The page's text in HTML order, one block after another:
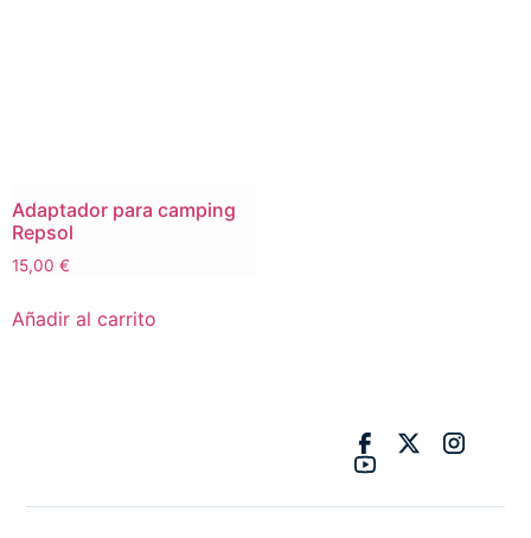
Adaptador para camping
Repsol
15,00 €
Añadir al carrito